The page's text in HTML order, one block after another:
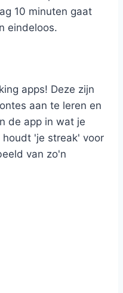
10 minuten gaat
eindeloos.
apps! Deze zijn
aan te leren en
de app in wat je
'je streak' voor
van zo'n